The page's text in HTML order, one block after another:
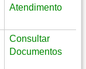
Atendimento
Consultar
Documentos